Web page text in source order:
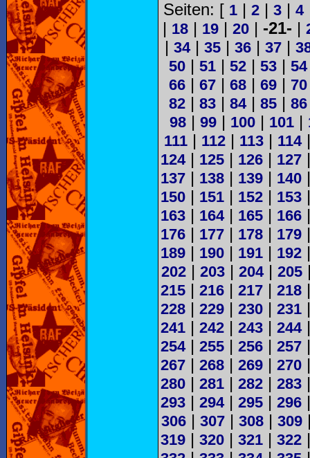
Seiten: [ 1| 2| 3| 4
| 18 | 19 | 20 | -21- |
| 34| 35| 36| 37|
50 | 51 | 52 | 53 | 54
66 | 67 | 68 | 69 | 70
82 | 83 | 84| 85 | 86
98| 99| 100| 101|
111 | 112 | 113 | 114
124| 125 | 126 | 127
137 | 138 | 139 | 140
150 | 151 | 152 | 153
163 | 164| 165 | 166
176 | 177 | 178 | 179
189 | 190 | 191 | 192
202| 203| 204| 205
215 | 216 | 217 | 218
228 | 229 | 230 | 231
241 | 242 | 243 | 244
254| 255 | 256 | 257
267 | 268 | 269 | 270
280 | 281 | 282 | 283
293 | 294| 295 | 296
306| 307| 308| 309
319 | 320 | 321 | 322